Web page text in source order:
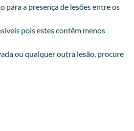
para a presença de lesões entre os
pois estes contêm menos
ou qualquer outra lesão, procure